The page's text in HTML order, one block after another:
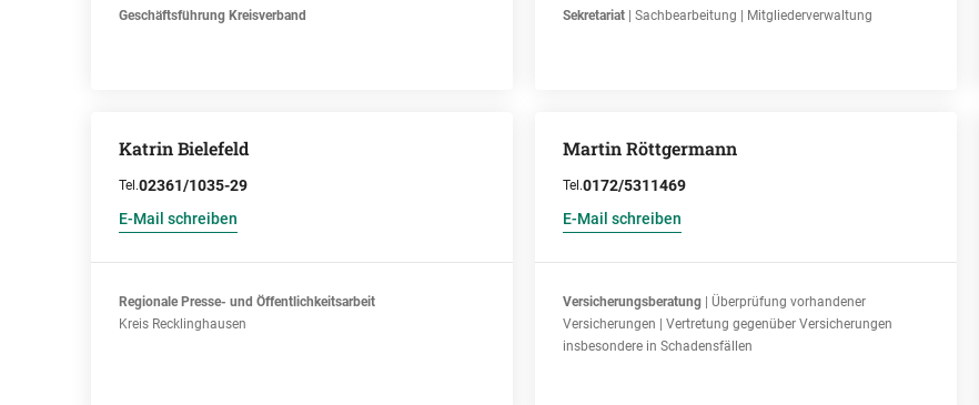
Geschäftsführung Kreisverband Sekretariat | Sachbearbeitung | Mitgliederverwaltung
Katrin Bielefeld
Tel.02361/1035-29
E-Mail schreiben
Regionale Presse- und Öffentlichkeitsarbeit
Kreis Recklinghausen
Martin Röttgermann
Tel.0172/5311469
E-Mail schreiben
Versicherungsberatung | Überprüfung vorhandener
Versicherungen | Vertretung gegenüber Versicherungen
insbesondere in Schadensfällen